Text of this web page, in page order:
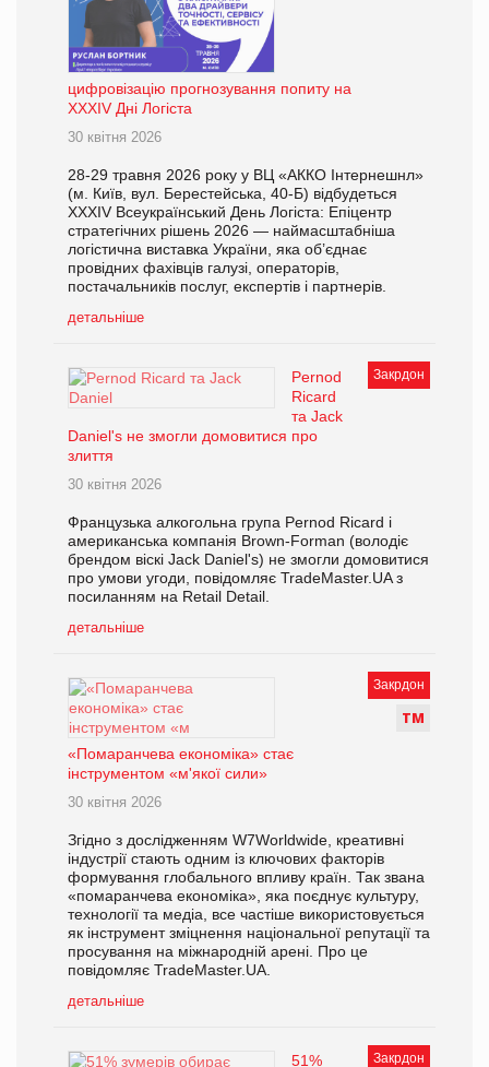
цифровізацію прогнозування попиту на
XXXІV Дні Логіста
30 квітня 2026
28-29 травня 2026 року у ВЦ «АККО Інтернешнл»
(м. Київ, вул. Берестейська, 40-Б) відбудеться
XXXІV Всеукраїнський День Логіста: Епіцентр
стратегічних рішень 2026 — наймасштабніша
логістична виставка України, яка об’єднає
провідних фахівців галузі, операторів,
постачальників послуг, експертів і партнерів.
детальніше
Закрдон
Pernod
Ricard
та Jack
Daniel's не змогли домовитися про
злиття
30 квітня 2026
Французька алкогольна група Pernod Ricard і
американська компанія Brown-Forman (володіє
брендом віскі Jack Daniel's) не змогли домовитися
про умови угоди, повідомляє TradeMaster.UA з
посиланням на Retail Detail.
детальніше
Закрдон
ТМ
«Помаранчева економіка» стає
інструментом «м'якої сили»
30 квітня 2026
Згідно з дослідженням W7Worldwide, креативні
індустрії стають одним із ключових факторів
формування глобального впливу країн. Так звана
«помаранчева економіка», яка поєднує культуру,
технології та медіа, все частіше використовується
як інструмент зміцнення національної репутації та
просування на міжнародній арені. Про це
повідомляє TradeMaster.UA.
детальніше
Закрдон
51%